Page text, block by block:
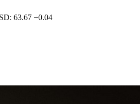
: 63.67 +0.04